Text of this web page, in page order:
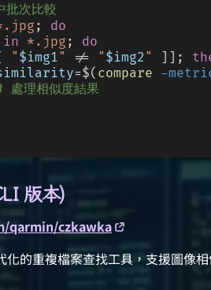
次比較
;
do
in *.jpg ;
do
" $img1" != " $img2 " ]];
=$( compare -
理相似度結果
版本)
qarmin/czkawka
化的重複檔案查找工具，支援圖像